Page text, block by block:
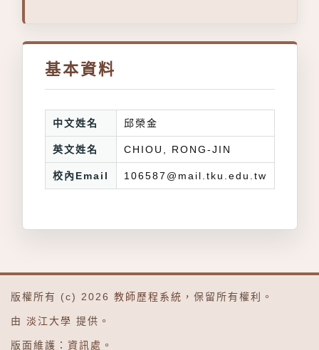
基本資料
中文姓名 邱榮金
英文姓名 CHIOU, RONG-JIN
校內Email 106587@mail.tku.edu.tw
版權所有 (c) 2026 教師歷程系統 ，保留所有權利。
由 淡江大學 提供。
版面維護： 資訊處 。